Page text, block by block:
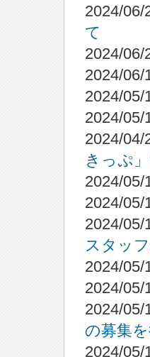
2024/06/
て
2024/06/
2024/06/
2024/05/
2024/05/
2024/04/
きっぷ
2024/05/
2024/05/
2024/05/
スタッ
2024/05/
2024/05/
2024/05/
の募集
2024/05/